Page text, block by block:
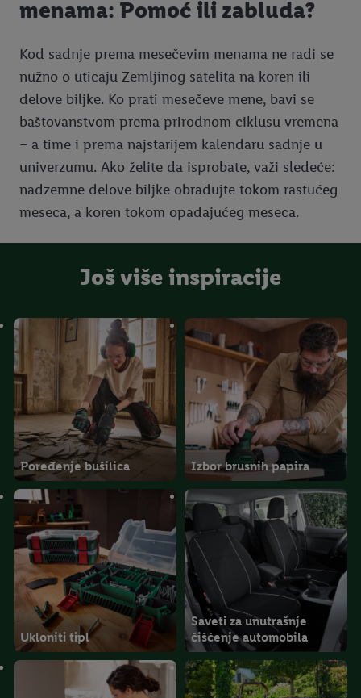
menama: Pomoć ili zabluda?
Kod sadnje prema mesečevim menama ne radi se
nužno o uticaju Zemljinog satelita na koren ili
delove biljke. Ko prati mesečeve mene, bavi se
baštovanstvom prema prirodnom ciklusu vremena
– a time i prema najstarijem kalendaru sadnje u
univerzumu. Ako želite da isprobate, važi sledeće:
nadzemne delove biljke obrađujte tokom rastućeg
meseca, a koren tokom opadajućeg meseca.
Još više inspiracije
Poređenje bušilica Izbor brusnih papira
Ukloniti tipl
Saveti za unutrašnje
čišćenje automobila